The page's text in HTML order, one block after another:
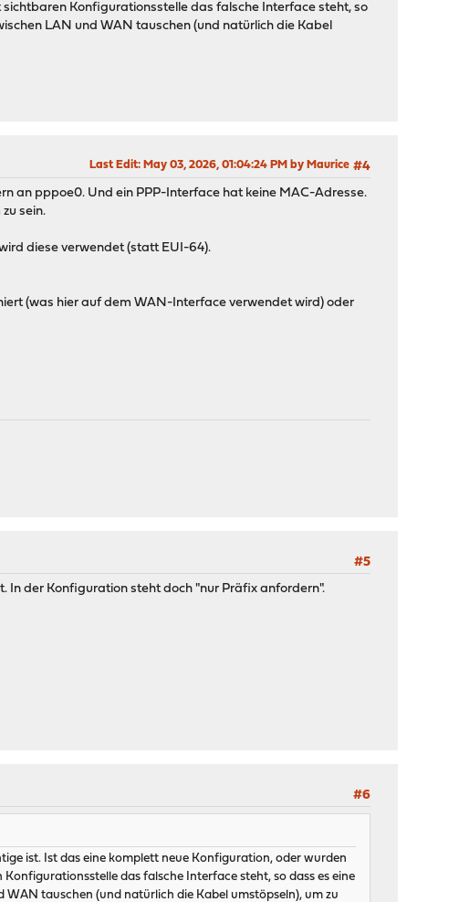
Konfigurationsstelle das falsche Interface steht, so
LAN und WAN tauschen (und natürlich die Kabel
#4
Last Edit: May 03, 2026, 01:04:24 PM by Maurice
an pppoe0. Und ein PPP-Interface hat keine MAC-Adresse.
sein.
diese verwendet (statt EUI-64).
(was hier auf dem WAN-Interface verwendet wird) oder
#5
der Konfiguration steht doch "nur Präfix anfordern".
#6
ist. Ist das eine komplett neue Konfiguration, oder wurden
das falsche Interface steht, so dass es eine
tauschen (und natürlich die Kabel umstöpseln), um zu